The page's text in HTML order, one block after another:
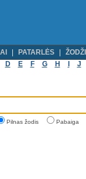
PATARLĖS
D E F G H J
Pilnas žodis Pabaiga